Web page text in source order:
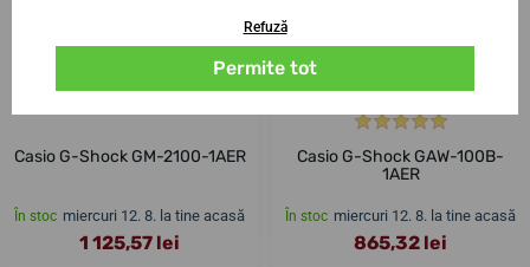
Casio G-Shock GM-2100-1AER
În stoc miercuri 12. 8. la tine acasă
1 125,57 lei
Casio G-Shock GAW-100B-
1AER
În stoc miercuri 12. 8. la tine acasă
865,32 lei
Refuză
Permite tot